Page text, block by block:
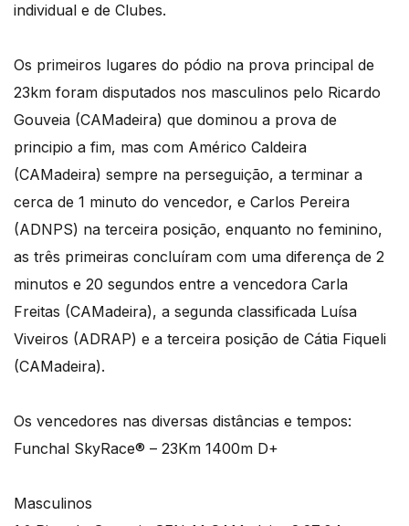
individual e de Clubes.
Os primeiros lugares do pódio na prova principal de
23km foram disputados nos masculinos pelo Ricardo
Gouveia (CAMadeira) que dominou a prova de
principio a fim, mas com Américo Caldeira
(CAMadeira) sempre na perseguição, a terminar a
cerca de 1 minuto do vencedor, e Carlos Pereira
(ADNPS) na terceira posição, enquanto no feminino,
as três primeiras concluíram com uma diferença de 2
minutos e 20 segundos entre a vencedora Carla
Freitas (CAMadeira), a segunda classificada Luísa
Viveiros (ADRAP) e a terceira posição de Cátia Fiqueli
(CAMadeira).
Os vencedores nas diversas distâncias e tempos:
Funchal SkyRace® – 23Km 1400m D+
Masculinos